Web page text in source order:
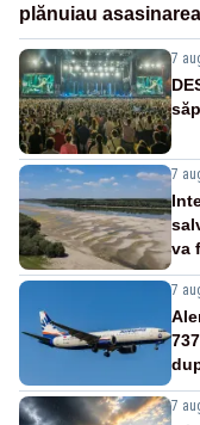
plănuiau
7
7
va
7
7